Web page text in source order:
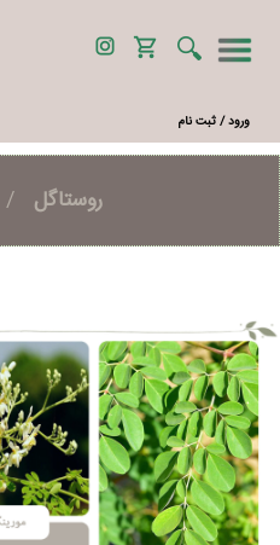
ورود / ثبت نام
روستاگل /